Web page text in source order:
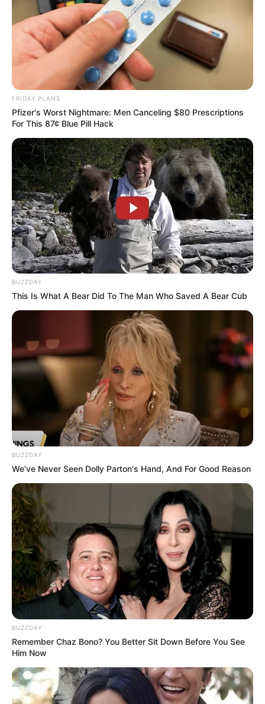
FRIDAY PLANS
Pfizer's Worst Nightmare: Men Canceling $80 Prescriptions
For This 87¢ Blue Pill Hack
BUZZDAY
This Is What A Bear Did To The Man Who Saved A Bear Cub
BUZZDAY
We’ve Never Seen Dolly Parton's Hand, And For Good Reason
BUZZDAY
Remember Chaz Bono? You Better Sit Down Before You See
Him Now